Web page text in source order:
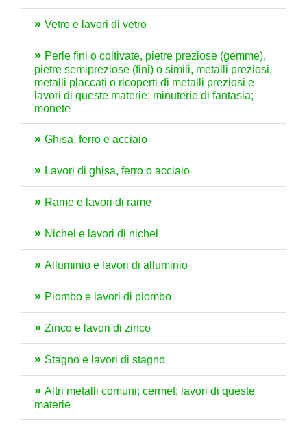
Vetro e lavori di vetro
Perle fini o coltivate, pietre preziose (gemme),
pietre semipreziose (fini) o simili, metalli preziosi,
metalli placcati o ricoperti di metalli preziosi e
lavori di queste materie; minuterie di fantasia;
monete
Ghisa, ferro e acciaio
Lavori di ghisa, ferro o acciaio
Rame e lavori di rame
Nichel e lavori di nichel
Alluminio e lavori di alluminio
Piombo e lavori di piombo
Zinco e lavori di zinco
Stagno e lavori di stagno
Altri metalli comuni; cermet; lavori di queste
materie